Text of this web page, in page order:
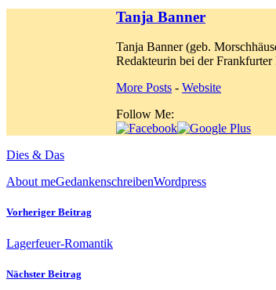
Tanja Banner
Tanja Banner (geb.
Redakteurin bei der Frankfurter
More Posts - Website
Follow Me:
Dies & Das
About meGedankenschreibenWordpress
Vorheriger Beitrag
Lagerfeuer-Romantik
Nächster Beitrag